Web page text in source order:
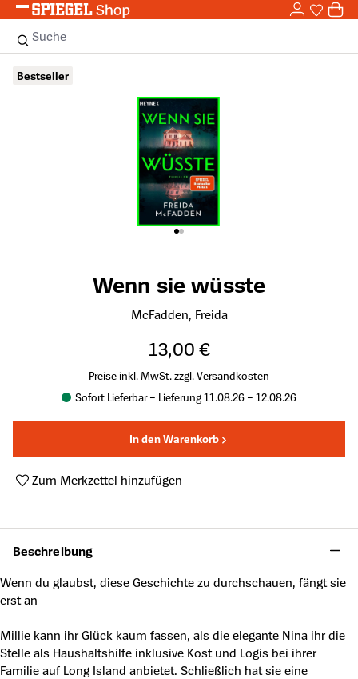
Zum Hauptinhalt springen 0
Suche
Bestseller
Wenn sie wüsste
McFadden, Freida
13,00 €
Preise inkl. MwSt. zzgl. Versandkosten
Sofort Lieferbar – Lieferung 11.08.26 – 12.08.26
In den Warenkorb
Zum Merkzettel hinzufügen
Beschreibung
Wenn du glaubst, diese Geschichte zu durchschauen, fängt sie
erst an
Millie kann ihr Glück kaum fassen, als die elegante Nina ihr die
Stelle als Haushaltshilfe inklusive Kost und Logis bei ihrer
Familie auf Long Island anbietet. Schließlich hat sie eine